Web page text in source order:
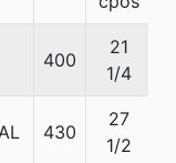
400
21
1/4
430
27
1/2